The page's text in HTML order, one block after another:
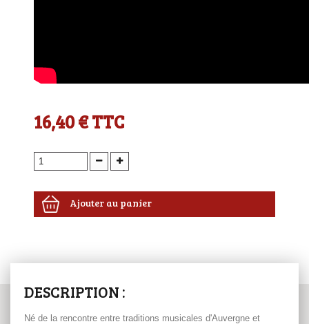
16,40 €TTC
Ajouter au panier
DESCRIPTION :
Né de la rencontre entre traditions musicales d'Auvergne et